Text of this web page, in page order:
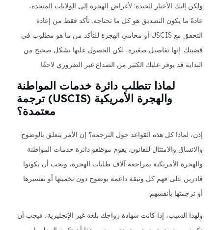
ولكن إليك الأخبار الجيدة: لأغراض الهجرة إلى الولايات المتحدة،
عادةً ما يكون التصديق هو كل ما تحتاجه. تأكد فقط من إعادة
التحقق مع USCIS أو محامي الهجرة للتأكد من ما هو مطلوب في
قضيتك. إنها تفاصيل صغيرة، لكن الحصول عليها بشكل صحيح من
البداية قد يوفر عليك الكثير من الصداع غير الضروري لاحقًا.
لماذا تتطلب دائرة خدمات المواطنة
والهجرة الأمريكية (USCIS) ترجمة
معتمدة؟
إذن، لماذا كل هذه القواعد حول الترجمة؟ إن الأمر يتعلق بالوضوح
والاتساق والامتثال للقانون. يقوم موظفو دائرة خدمات المواطنة
والهجرة الأمريكية بمراجعة آلاف طلبات الهجرة، ويجب أن يكونوا
قادرين على فهم كل وثيقة داعمة بوضوح دون تخمينها أو تفسيرها
أو ترجمتها بأنفسهم.
ولهذا السبب، إذا كانت شهادة زواجك بلغة غير الإنجليزية، فيجب أن